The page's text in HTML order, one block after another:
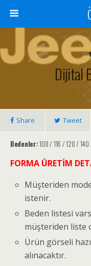
Dijital
Share Tweet
Bedenler:108 / 116 / 128 / 140
FORMA ÜRETİM
Müşteriden
istenir.
Beden listesi
müşteriden liste
Ürün görseli
alınacaktır.